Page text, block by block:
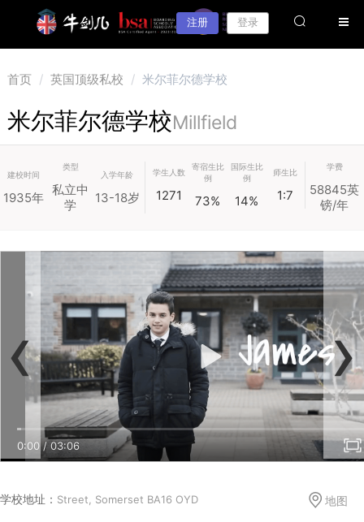
注册 登录
首页 / 英国顶级私校 / 米尔菲尔德学校
米尔菲尔德学校Millfield
建校时间
1935年
类型
私立中
学
入学年龄
13-18岁
学生人数
1271
寄宿生比
例
73%
国际生比
例
14%
师生比
1:7
学费
58845英
镑/年
0:00/03:06
0:00/
‹ ›
学校地址： Street, Somerset BA16 OYD 地图